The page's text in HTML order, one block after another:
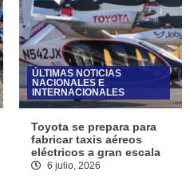
ÚLTIMAS NOTICIAS
NACIONALES E
INTERNACIONALES
Toyota se prepara para
fabricar taxis aéreos
eléctricos a gran escala
6 julio, 2026